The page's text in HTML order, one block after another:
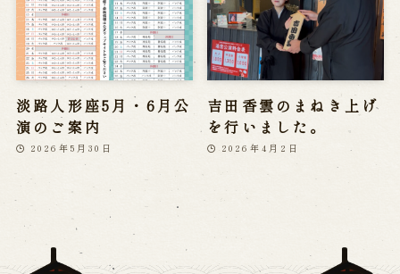
淡路人形座5月・6月公
演のご案内
2026年5月30日
吉田香雲のまねき上げ
を行いました。
2026年4月2日